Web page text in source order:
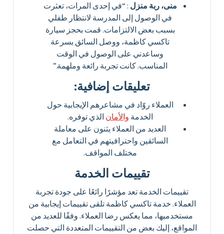
منى، ربة منزل: “في إحدى المرات، تعثرت
في الوصول إلى المدرسة لانتظار طفلي
بسبب بعض الالتزامات. قمت بحجز سيارة
تاكسي كاظمة، ووصل السائق بسرعة
وساعدني على الوصول في الوقت
المناسب. كانت تجربة رائعة وملهمة.”
تعليقات إضافية:
العملاء روّاد في مشاعرهم الإيجابية حول
الخدمةوالأمانالذي توفره.
العديد من العملاء يثنون على معاملة
السائقين واحترافيتهم في التعامل مع
مختلف المواقف.
تقييمات الخدمة
تقييمات الخدمة تعد مؤشرًا رائعًا على جودة تجربة
العملاء. خدمة تاكسي كاظمة تلقى تقييمات إيجابية من
مستخدميها، مما يعكس رضا العملاء. وفقًا للعديد من
المواقع، إليك بعض من التقييمات المتعددة التي حصلت